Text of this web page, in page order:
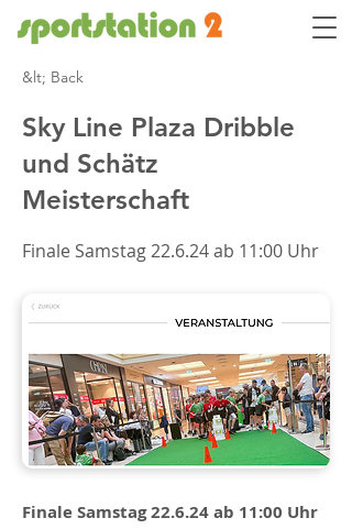
&lt; Back
Sky Line Plaza Dribble
und Schätz
Meisterschaft
Finale Samstag 22.6.24 ab 11:00 Uhr
Finale Samstag 22.6.24 ab 11:00 Uhr